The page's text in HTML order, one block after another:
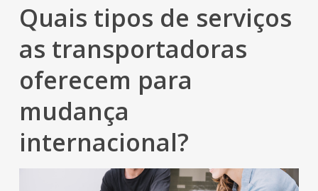
Quais tipos de serviços
as transportadoras
oferecem para
mudança
internacional?